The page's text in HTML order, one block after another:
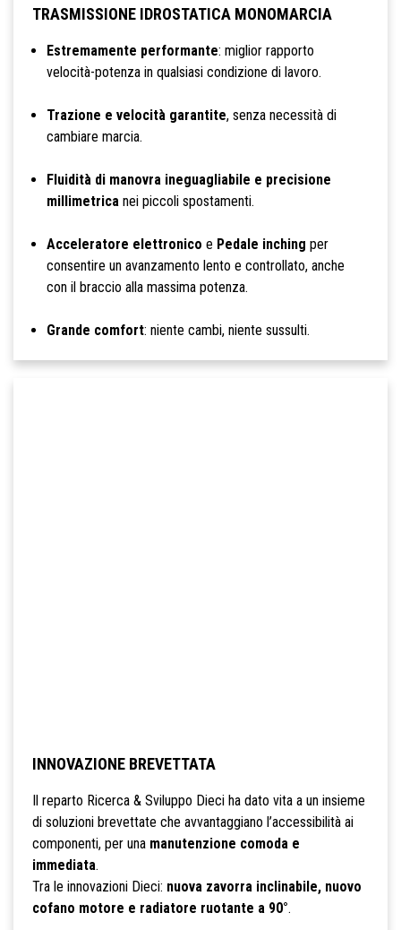
TRASMISSIONE IDROSTATICA MONOMARCIA
Estremamente performante: miglior rapporto
velocità-potenza in qualsiasi condizione di lavoro.
Trazione e velocità garantite, senza necessità di
cambiare marcia.
Fluidità di manovra ineguagliabile e precisione
millimetricanei piccoli spostamenti.
Acceleratore elettronico e Pedale inching per
consentire un avanzamento lento e controllato, anche
con il braccio alla massima potenza.
Grande comfort: niente cambi, niente sussulti.
INNOVAZIONE BREVETTATA
Il reparto Ricerca & Sviluppo Dieci ha dato vita a un insieme
di soluzioni brevettate che avvantaggiano l’accessibilità ai
componenti, per una manutenzione comoda e
immediata.
Tra le innovazioni Dieci: nuova zavorra inclinabile, nuovo
cofano motore e radiatore ruotante a 90°.